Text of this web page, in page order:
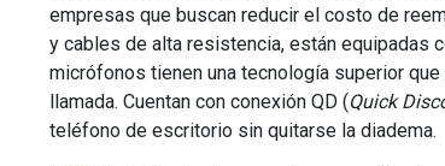
empresas que buscan reducir el costo de
y cables de alta resistencia, están equipadas
micrófonos tienen una tecnología superior
llamada. Cuentan con conexión QD (Quick
teléfono de escritorio sin quitarse la diadema.